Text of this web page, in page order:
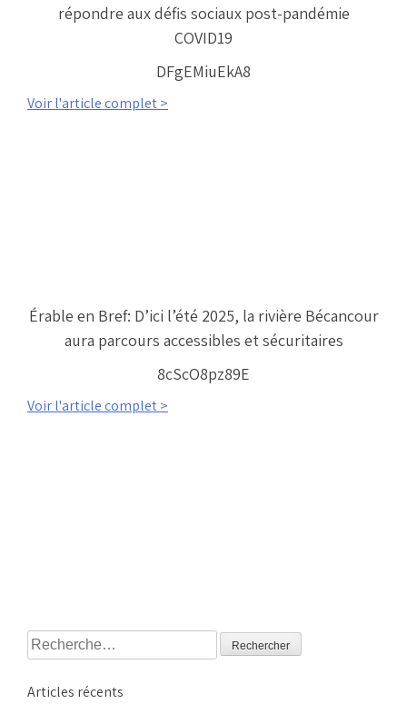
répondre aux défis sociaux post-pandémie
COVID19
DFgEMiuEkA8
Voir l'article complet >
Érable en Bref: D’ici l’été 2025, la rivière Bécancour
aura parcours accessibles et sécuritaires
8cScO8pz89E
Voir l'article complet >
Rechercher :
Articles récents